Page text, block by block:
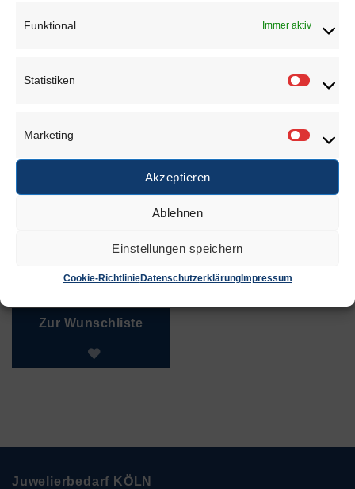
Funktional Immer aktiv
Statistiken
Marketing
Akzeptieren
Ablehnen
Einstellungen speichern
Cookie-RichtlinieDatenschutzerklärungImpressum
Meisinger Hochleistungsstahl Spiralbohrer, Form
Werkzeugstahl
€1,35
Zur Wunschliste
Juwelierbedarf KÖLN